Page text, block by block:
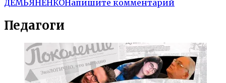
ДЕМЬЯНЕНКОНапишите комментарий
Педагоги